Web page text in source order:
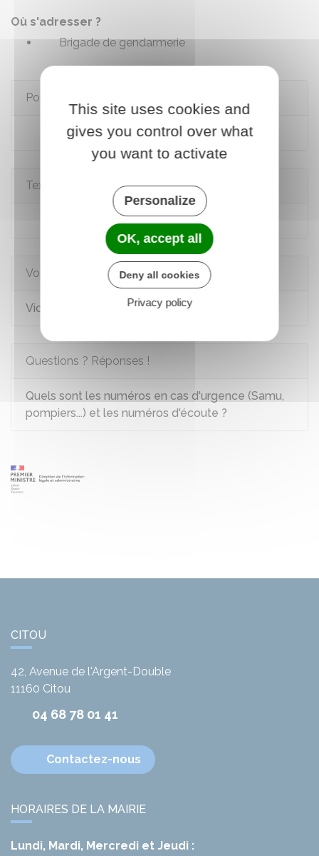
Où s'adresser ?
Brigade de gendarmerie
Pour en savoir plus
Joindre les secours par SMS
Textes de référence
Code pénal : article 322-14
Voir aussi
Violence - Atteinte à l'intégrité
Questions ? Réponses !
Quels sont les numéros en cas d'urgence (Samu,
pompiers...) et les numéros d'écoute ?
CITOU
42, Avenue de l'Argent-Double
11160 Citou
04 68 78 01 41
Contactez-nous
HORAIRES DE LA MAIRIE
Lundi, Mardi, Mercredi et Jeudi :
This site uses cookies and
gives you control over what
you want to activate
Personalize
OK, accept all
Deny all cookies
Privacy policy